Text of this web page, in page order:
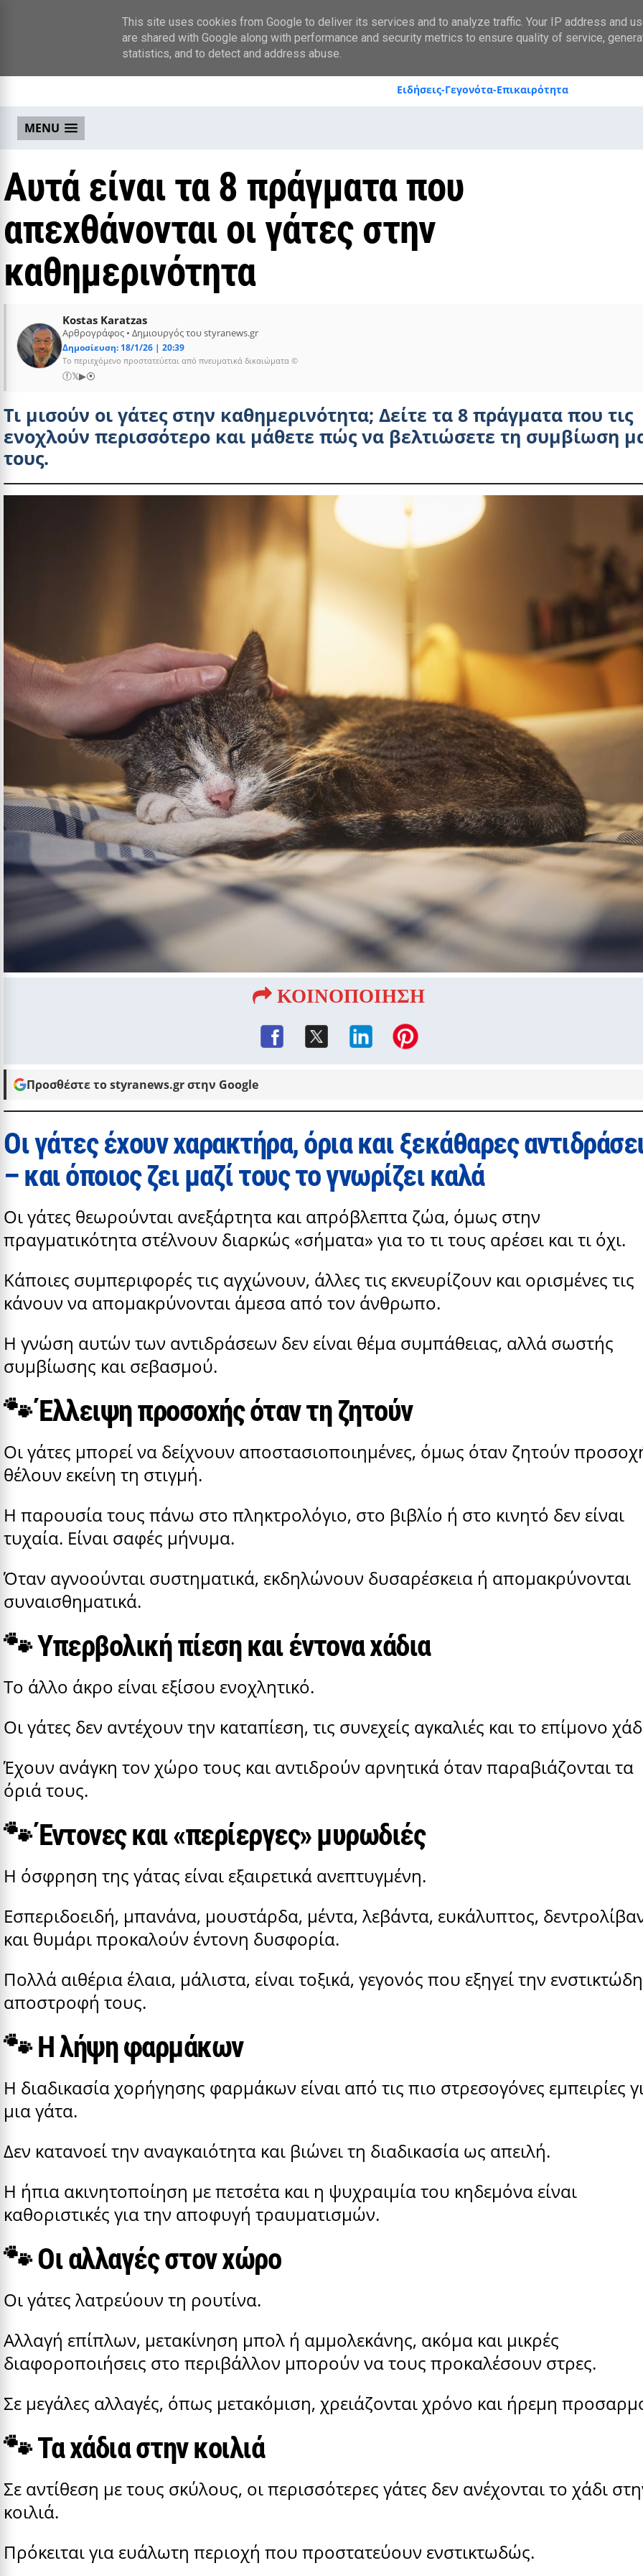
styranews.gr
Ειδήσεις-Γεγονότα-Επικαιρότητα
MENU
Αυτά είναι τα 8 πράγματα που
απεχθάνονται οι γάτες στην
καθημερινότητα
Kostas Karatzas
Αρθρογράφος • Δημιουργός του styranews.gr
Δημοσίευση: 18/1/26 | 20:39
Το περιεχόμενο προστατεύεται από πνευματικά δικαιώματα ©
ⓕ𝕏▶⦿
Τι μισούν οι γάτες στην καθημερινότητα; Δείτε τα 8 πράγματα που τις
ενοχλούν περισσότερο και μάθετε πώς να βελτιώσετε τη συμβίωση
τους.
ΚΟΙΝΟΠΟΙΗΣΗ
Προσθέστε το styranews.gr στην Google
Οι γάτες έχουν χαρακτήρα, όρια και ξεκάθαρες
– και όποιος ζει μαζί τους το γνωρίζει καλά
Οι γάτες θεωρούνται ανεξάρτητα και απρόβλεπτα ζώα, όμως στην
πραγματικότητα στέλνουν διαρκώς «σήματα» για το τι τους αρέσει και τι όχι.
Κάποιες συμπεριφορές τις αγχώνουν, άλλες τις εκνευρίζουν και ορισμένες τις
κάνουν να απομακρύνονται άμεσα από τον άνθρωπο.
Η γνώση αυτών των αντιδράσεων δεν είναι θέμα συμπάθειας, αλλά σωστής
συμβίωσης και σεβασμού.
🐾Έλλειψη προσοχής όταν τη ζητούν
Οι γάτες μπορεί να δείχνουν αποστασιοποιημένες, όμως όταν ζητούν
θέλουν εκείνη τη στιγμή.
Η παρουσία τους πάνω στο πληκτρολόγιο, στο βιβλίο ή στο κινητό δεν είναι
τυχαία. Είναι σαφές μήνυμα.
Όταν αγνοούνται συστηματικά, εκδηλώνουν δυσαρέσκεια ή απομακρύνονται
συναισθηματικά.
🐾Υπερβολική πίεση και έντονα χάδια
Το άλλο άκρο είναι εξίσου ενοχλητικό.
Οι γάτες δεν αντέχουν την καταπίεση, τις συνεχείς αγκαλιές και το επίμονο
Έχουν ανάγκη τον χώρο τους και αντιδρούν αρνητικά όταν παραβιάζονται τα
όριά τους.
🐾Έντονες και «περίεργες» μυρωδιές
Η όσφρηση της γάτας είναι εξαιρετικά ανεπτυγμένη.
Εσπεριδοειδή, μπανάνα, μουστάρδα, μέντα, λεβάντα, ευκάλυπτος,
και θυμάρι προκαλούν έντονη δυσφορία.
Πολλά αιθέρια έλαια, μάλιστα, είναι τοξικά, γεγονός που εξηγεί την ενστικτώδη
αποστροφή τους.
🐾Η λήψη φαρμάκων
Η διαδικασία χορήγησης φαρμάκων είναι από τις πιο στρεσογόνες εμπειρίες
μια γάτα.
Δεν κατανοεί την αναγκαιότητα και βιώνει τη διαδικασία ως απειλή.
Η ήπια ακινητοποίηση με πετσέτα και η ψυχραιμία του κηδεμόνα είναι
καθοριστικές για την αποφυγή τραυματισμών.
🐾Οι αλλαγές στον χώρο
Οι γάτες λατρεύουν τη ρουτίνα.
Αλλαγή επίπλων, μετακίνηση μπολ ή αμμολεκάνης, ακόμα και μικρές
διαφοροποιήσεις στο περιβάλλον μπορούν να τους προκαλέσουν στρες.
Σε μεγάλες αλλαγές, όπως μετακόμιση, χρειάζονται χρόνο και ήρεμη
🐾Τα χάδια στην κοιλιά
Σε αντίθεση με τους σκύλους, οι περισσότερες γάτες δεν ανέχονται το χάδι
κοιλιά.
Πρόκειται για ευάλωτη περιοχή που προστατεύουν ενστικτωδώς.
This site uses cookies from Google to deliver its services and to analyze traffic. Your IP address and
are shared with Google along with performance and security metrics to ensure quality of service,
statistics, and to detect and address abuse.